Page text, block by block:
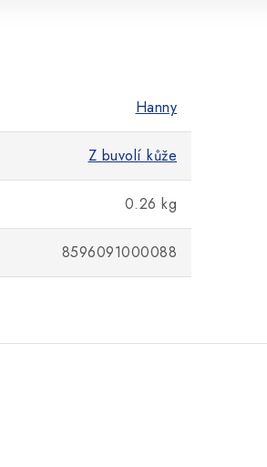
Hanny
Z buvolí kůže
0.26 kg
8596091000088